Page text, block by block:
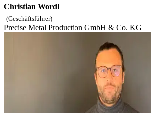
Christian Wordl
(Geschäftsführer)
Precise Metal Production GmbH & Co. KG